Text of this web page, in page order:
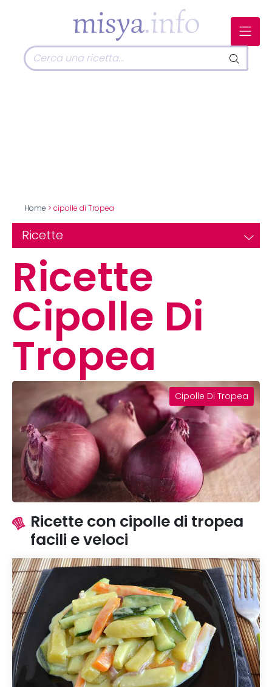
Home > cipolle di Tropea
Ricette
Ricette
Cipolle Di
Tropea
Cipolle Di Tropea
Ricette con cipolle di tropea
facili e veloci